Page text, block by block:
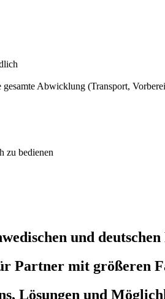
Abwicklung (Transport,
zu bedienen
und
Partner mit größeren
Lösungen und